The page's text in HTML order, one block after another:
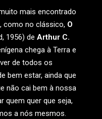
mais encontrado
como no clássico, O
1956) de Arthur C.
chega à Terra e
de todos os
bem estar, ainda que
não cai bem à nossa
quem quer que seja,
a nós mesmos.